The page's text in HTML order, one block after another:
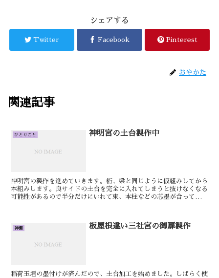
シェアする
Twitter Facebook Pinterest
おやかた
関連記事
ひとりごと 神明宮の土台製作中
神明宮の製作を進めていきます。桁、梁と同じように仮組みしてから
本組みします。良サイドの土台を完全に入れてしまうと抜けなくなる
可能性があるので半分だけにいれて束、本柱などの芯墨が合っている
神棚 板屋根違い三社宮の御扉製作
稲荷玉垣の墨付けが済んだので、土台加工を始めました。しばらく使